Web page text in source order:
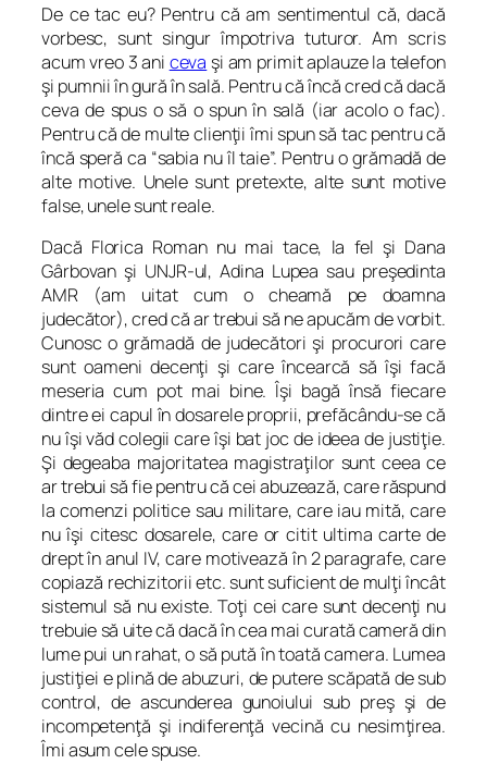
De ce tac eu? Pentru că am sentimentul că, dacă
vorbesc, sunt singur împotriva tuturor. Am scris
acum vreo 3 ani ceva şi am primit aplauze la telefon
şi pumnii în gură în sală. Pentru că încă cred că dacă
ceva de spus o să o spun în sală (iar acolo o fac).
Pentru că de multe clienţii îmi spun să tac pentru că
încă speră ca “sabia nu îl taie”. Pentru o grămadă de
alte motive. Unele sunt pretexte, alte sunt motive
false, unele sunt reale.
Dacă Florica Roman nu mai tace, la fel şi Dana
Gârbovan şi UNJR-ul, Adina Lupea sau preşedinta
AMR (am uitat cum o cheamă pe doamna
judecător), cred că ar trebui să ne apucăm de vorbit.
Cunosc o grămadă de judecători şi procurori care
sunt oameni decenţi şi care încearcă să îşi facă
meseria cum pot mai bine. Îşi bagă însă fiecare
dintre ei capul în dosarele proprii, prefăcându-se că
nu îşi văd colegii care îşi bat joc de ideea de justiţie.
Şi degeaba majoritatea magistraţilor sunt ceea ce
ar trebui să fie pentru că cei abuzează, care răspund
la comenzi politice sau militare, care iau mită, care
nu îşi citesc dosarele, care or citit ultima carte de
drept în anul IV, care motivează în 2 paragrafe, care
copiază rechizitorii etc. sunt suficient de mulţi încât
sistemul să nu existe. Toţi cei care sunt decenţi nu
trebuie să uite că dacă în cea mai curată cameră din
lume pui un rahat, o să pută în toată camera. Lumea
justiţiei e plină de abuzuri, de putere scăpată de sub
control, de ascunderea gunoiului sub preş şi de
incompetenţă şi indiferenţă vecină cu nesimţirea.
Îmi asum cele spuse.